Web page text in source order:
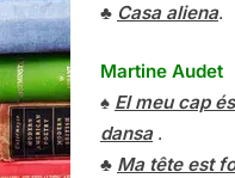
♣ Casa aliena.
Martine Audet
♠ El meu cap
dansa.
♣ Ma tête est